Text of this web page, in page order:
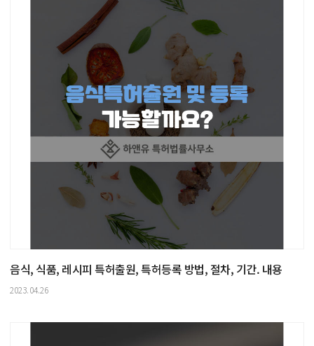
음식, 식품, 레시피 특허출원, 특허등록 방법, 절차, 기간. 내용
2023.04.26